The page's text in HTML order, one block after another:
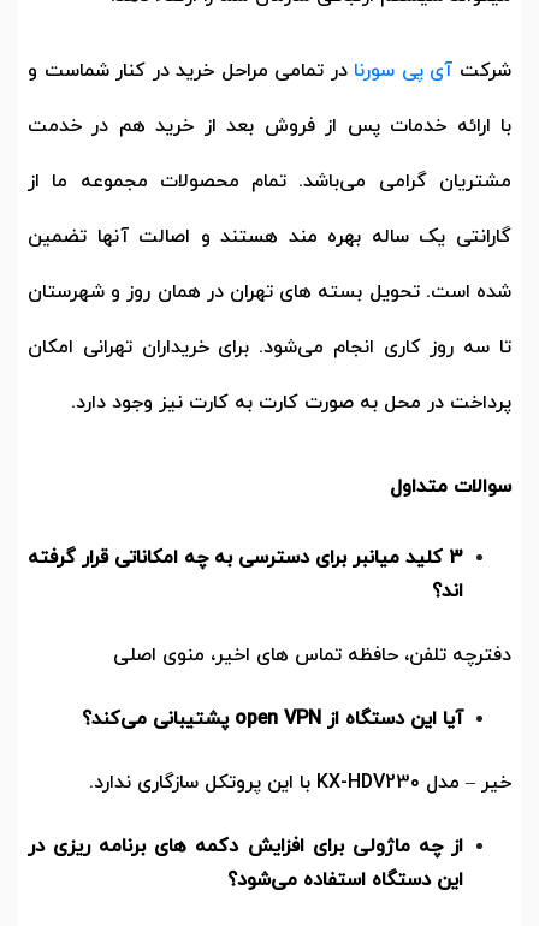
شرکت آی پی سورنا در تمامی مراحل خرید در کنار شماست و
با ارائه خدمات پس از فروش بعد از خرید هم در خدمت
مشتریان گرامی می‌باشد. تمام محصولات مجموعه ما از
گارانتی یک ساله بهره مند هستند و اصالت آنها تضمین
شده است. تحویل بسته های تهران در همان روز و شهرستان
تا سه روز کاری انجام می‌شود. برای خریداران تهرانی امکان
پرداخت در محل به صورت کارت به کارت نیز وجود دارد.
سوالات متداول
3 کلید میانبر برای دسترسی به چه امکاناتی قرار گرفته
اند؟
دفترچه تلفن، حافظه تماس های اخیر، منوی اصلی
آیا این دستگاه از open VPN پشتیبانی می‌کند؟
خیر – مدل KX-HDV230 با این پروتکل سازگاری ندارد.
از چه ماژولی برای افزایش دکمه های برنامه ریزی در
این دستگاه استفاده می‌شود؟